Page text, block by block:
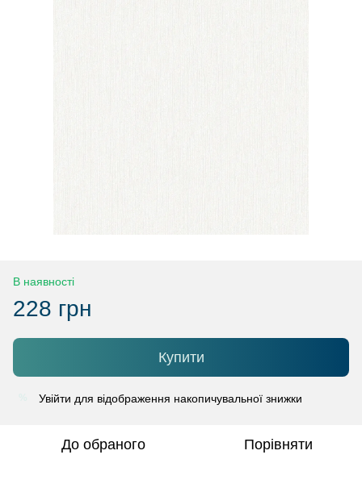
В наявності
228 грн
Купити
Увійти для відображення накопичувальної знижки
До обраного Порівняти